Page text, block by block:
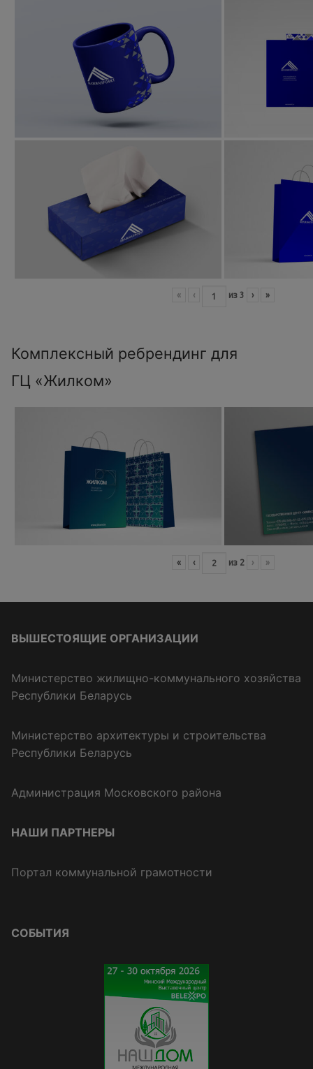
« ‹ из 3 › »
Комплексный ребрендинг для
ГЦ «Жилком»
« ‹ из 2 › »
ВЫШЕСТОЯЩИЕ ОРГАНИЗАЦИИ
Министерство жилищно-коммунального хозяйства
Республики Беларусь
Министерство архитектуры и строительства
Республики Беларусь
Администрация Московского района
НАШИ ПАРТНЕРЫ
Портал коммунальной грамотности
СОБЫТИЯ